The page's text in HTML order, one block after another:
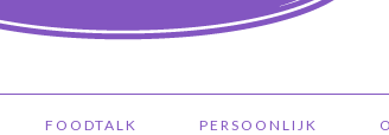
FOODTALK PERSOONLIJK